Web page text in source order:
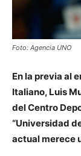
Foto: Agencia UNO
En la previa al
Italiano, Luis
del Centro
“Universidad
actual merece